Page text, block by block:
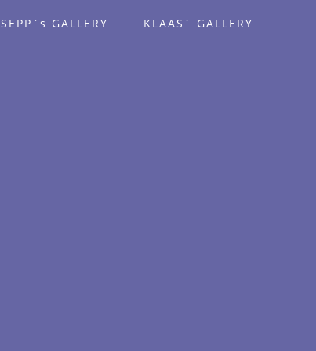
SEPP`s GALLERY KLAAS´ GALLERY